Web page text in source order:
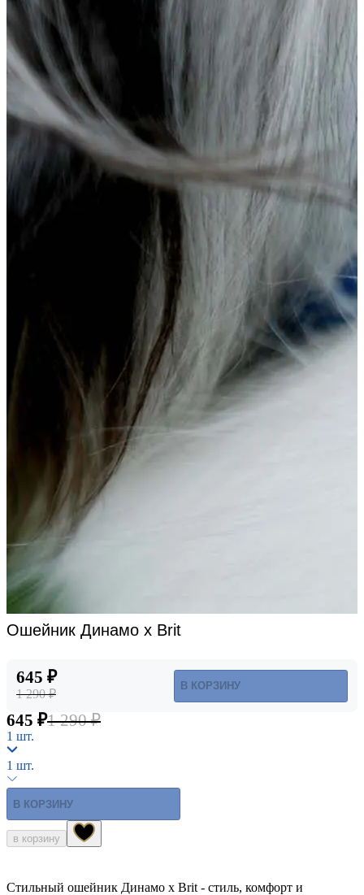
Ошейник Динамо х Brit
645 ₽
1 290 ₽
В КОРЗИНУ
645 ₽1 290 ₽
1 шт.
1 шт.
В КОРЗИНУ
в корзину
Стильный ошейник Динамо х Brit - стиль, комфорт и